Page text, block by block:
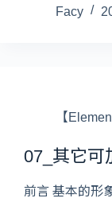
Facy
【
07_其它可
前言 基本的形